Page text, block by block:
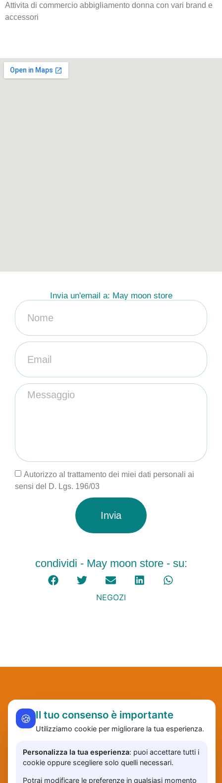
Attivita di commercio abbigliamento donna con vari brand e
accessori
Invia un'email a: May moon store
Autorizzo al trattamento dei miei dati personali ai
sensi del D. Lgs. 196/03
Invia
condividi - May moon store - su:
NEGOZI
🍪 Il tuo consenso è importante
Utilizziamo cookie per migliorare la tua esperienza.
Personalizza la tua esperienza: puoi accettare tutti i
cookie oppure scegliere solo quelli necessari.
Potrai modificare le preferenze in qualsiasi momento